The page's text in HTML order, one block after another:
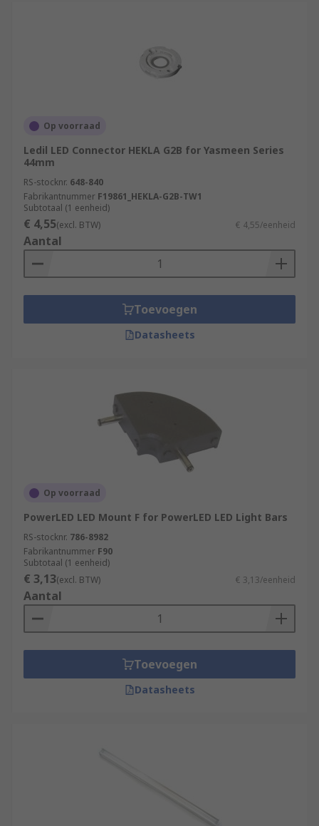
Op voorraad
Ledil LED Connector HEKLA G2B for Yasmeen Series
44mm
RS-stocknr. 648-840
Fabrikantnummer F19861_HEKLA-G2B-TW1
Subtotaal (1 eenheid)
€ 4,55(excl. BTW) € 4,55/eenheid
Aantal
Toevoegen
Datasheets
Op voorraad
PowerLED LED Mount F for PowerLED LED Light Bars
RS-stocknr. 786-8982
Fabrikantnummer F90
Subtotaal (1 eenheid)
€ 3,13(excl. BTW) € 3,13/eenheid
Aantal
Toevoegen
Datasheets